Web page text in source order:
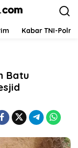
Kabar TNI-Polri
Batu